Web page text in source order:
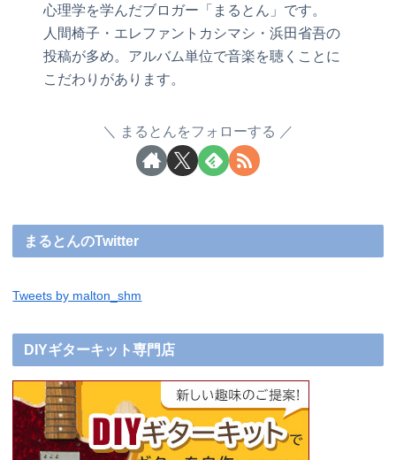
心理学を学んだブロガー「まるとん」です。
人間椅子・エレファントカシマシ・浜田省吾の
投稿が多め。アルバム単位で音楽を聴くことに
こだわりがあります。
まるとんをフォローする
まるとんのTwitter
Tweets by malton_shm
DIYギターキット専門店